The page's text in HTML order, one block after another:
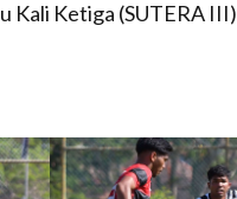
Kali Ketiga (SUTERA III)